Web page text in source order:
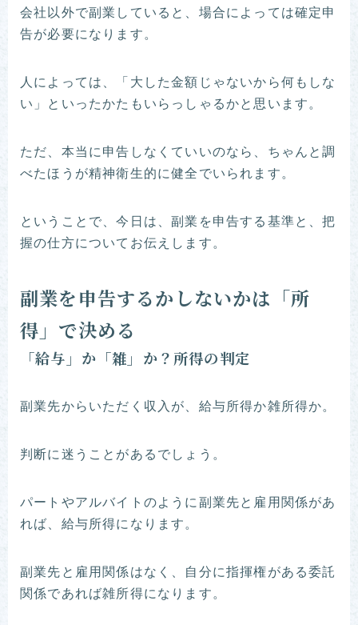
会社以外で副業していると、場合によっては確定申
告が必要になります。
人によっては、「大した金額じゃないから何もしな
い」といったかたもいらっしゃるかと思います。
ただ、本当に申告しなくていいのなら、ちゃんと調
べたほうが精神衛生的に健全でいられます。
ということで、今日は、副業を申告する基準と、把
握の仕方についてお伝えします。
副業を申告するかしないかは「所
得」で決める
「給与」か「雑」か？所得の判定
副業先からいただく収入が、給与所得か雑所得か。
判断に迷うことがあるでしょう。
パートやアルバイトのように副業先と雇用関係があ
れば、給与所得になります。
副業先と雇用関係はなく、自分に指揮権がある委託
関係であれば雑所得になります。